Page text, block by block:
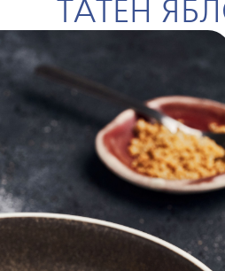
ТАТЕН